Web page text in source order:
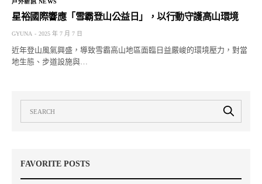
戶外新訊 NEWS
星裕國際響應「雪霸登山公益日」，以行動守護高山環境
GYUNA 2025 年 7 月 7 日
近年登山風氣興盛，導致雪霸高山地區面臨日益嚴峻的環境壓力，對當
地生態、步道設施與…
FAVORITE POSTS